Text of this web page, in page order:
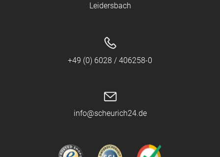
Leidersbach
+49 (0) 6028 / 406258-0
info@scheurich24.de